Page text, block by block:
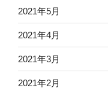
2021年5月
2021年4月
2021年3月
2021年2月